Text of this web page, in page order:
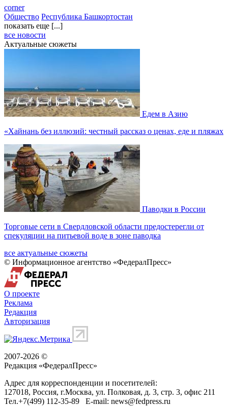
corner
Общество Республика Башкортостан
показать еще [...]
все новости
Актуальные сюжеты
Едем в Азию
«Хайнань без иллюзий: честный рассказ о ценах, еде и пляжах
Паводки в России
Торговые сети в Свердловской области предостерегли от
спекуляции на питьевой воде в зоне паводка
все актуальные сюжеты
© Информационное агентство «ФедералПресс»
О проекте
Реклама
Редакция
Авторизация
2007-2026 ©
Редакция «ФедералПресс»
Адрес для корреспонденции и посетителей:
127018, Россия, г.Москва, ул. Полковая, д. 3, стр. 3, офис 211
Тел.+7(499) 112-35-89 E-mail: news@fedpress.ru